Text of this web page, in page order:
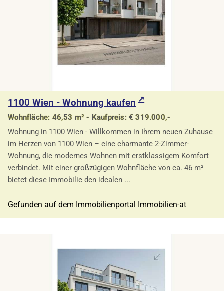
1100 Wien - Wohnung kaufen
Wohnfläche: 46,53 m² - Kaufpreis: € 319.000,-
Wohnung in 1100 Wien - Willkommen in Ihrem neuen Zuhause
im Herzen von 1100 Wien – eine charmante 2-Zimmer-
Wohnung, die modernes Wohnen mit erstklassigem Komfort
verbindet. Mit einer großzügigen Wohnfläche von ca. 46 m²
bietet diese Immobilie den idealen ...
Gefunden auf dem Immobilienportal Immobilien-at